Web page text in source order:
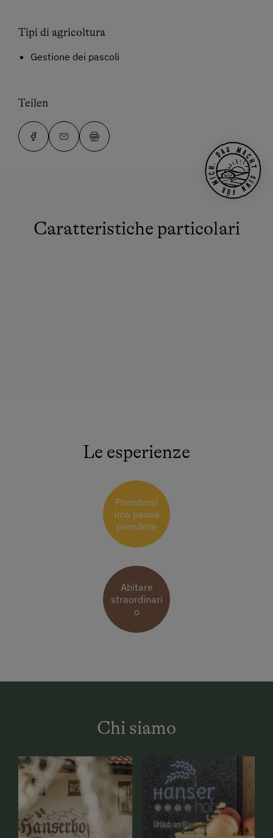
Tipi di agricoltura
Gestione dei pascoli
Teilen
Caratteristiche particolari
Le esperienze
Prendersi
una pausa
prendere
Abitare
straordinari
o
Chi siamo